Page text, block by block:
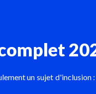
un sujet